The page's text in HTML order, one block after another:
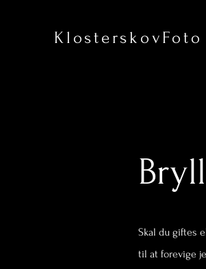
KlosterskovFoto
Skal du giftes
til at forevige